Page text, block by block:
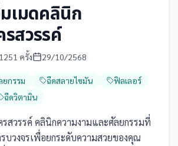
มเมดคลินิก
สวรรค์
1251 ครั้ง 29/10/2568
ยกรรม ฉีดสลายไขมัน
ฟิลเลอร์
ฉีดวิตามิน
สวรรค์ คลินิกความงามและศัลยกรรมที่
บวงจรเพื่อยกระดับความสวยของคุณ